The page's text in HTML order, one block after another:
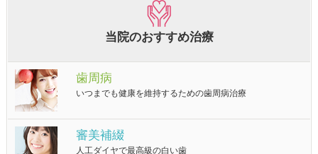
当院のおすすめ治療
歯周病
いつまでも健康を維持するための歯周病治療
審美補綴
人工ダイヤで最高級の白い歯